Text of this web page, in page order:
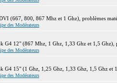
(667, 800, 867 Mhz et 1 Ghz), problèmes
des Modérateurs
G4 12" (867 Mhz, 1 Ghz, 1,33 Ghz et 1,5 Ghz),
des Modérateurs
G4 15" (1 Ghz, 1,25 Ghz, 1,33 Ghz, 1,5 Ghz et
des Modérateurs